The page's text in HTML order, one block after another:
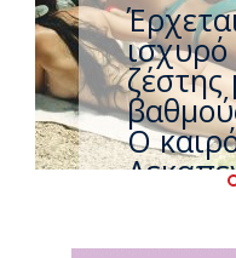
που η